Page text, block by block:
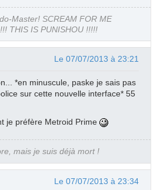
Master! SCREAM FOR ME
THIS IS PUNISHOU !!!!!
Le 07/07/2013 à 23:21
*en minuscule, paske je sais pas
sur cette nouvelle interface* 55
je préfère Metroid Prime
mais je suis déjà mort !
Le 07/07/2013 à 23:34